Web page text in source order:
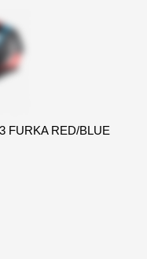
FURKA RED/BLUE